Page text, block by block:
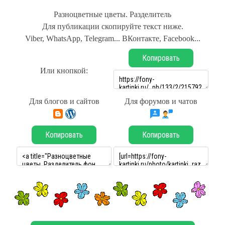
Разноцветные цветы. Разделитель
Для публикации скопируйте текст ниже.
Viber, WhatsApp, Telegram... ВКонтакте, Facebook...
Или кнопкой:
Копировать
Для блогов и сайтов Для форумов и чатов
Копировать Копировать